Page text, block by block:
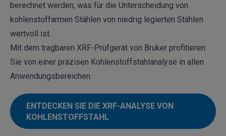
berechnet werden, was für die Unterscheidung von
kohlenstoffarmen Stählen von niedrig legierten Stählen
wertvoll ist.
Mit dem tragbaren XRF-Prüfgerät von Bruker profitieren
Sie von einer präzisen Kohlenstoffstahlanalyse in allen
Anwendungsbereichen.
ENTDECKEN SIE DIE XRF-ANALYSE VON
KOHLENSTOFFSTAHL